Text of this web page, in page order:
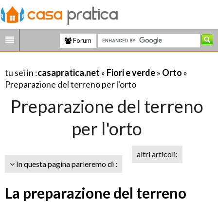
Forum
tu sei in :casapratica.net » Fiori e verde» Orto »
Preparazione del terreno per l'orto
Preparazione del terreno
per l'orto
In questa pagina parleremo di :
altri articoli:
La preparazione del terreno